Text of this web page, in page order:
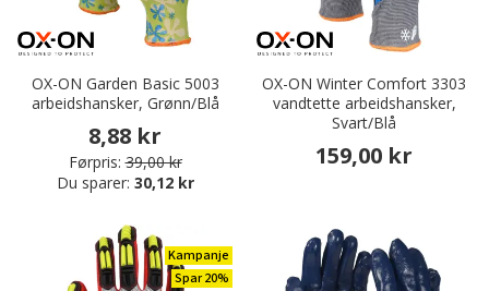
OX-ON Garden Basic 5003
arbeidshansker, Grønn/Blå
8,88 kr
Førpris: 39,00 kr
Du sparer: 30,12 kr
OX-ON Winter Comfort 3303
vandtette arbeidshansker,
Svart/Blå
159,00 kr
Kampanje
Spar 20%